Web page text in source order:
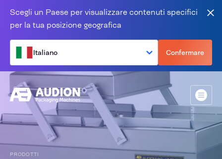
Scegli un Paese per visualizzare contenuti specifici
per la tua posizione geografica
Italiano Confermare
Menù
PRODOTTI